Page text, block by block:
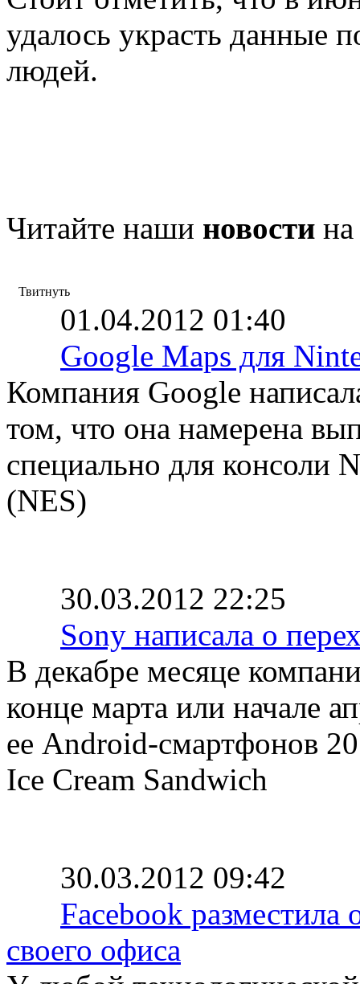
удалось украсть данные
людей.
Читайте наши новости
Твитнуть
01.04.2012 01:40
Google Maps для
Компания Google
том, что она намерена
специально для консоли
(NES)
30.03.2012 22:25
Sony написала о
В декабре месяце
конце марта или начале
ее Android-смартфонов
Ice Cream Sandwich
30.03.2012 09:42
Facebook
своего офиса